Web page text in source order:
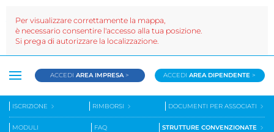
ACCEDIAREA IMPRESA > ACCEDIAREA DIPENDENTE >
ISCRIZIONE RIMBORSI DOCUMENTI PER ASSOCIATI
MODULI FAQ STRUTTURE CONVENZIONATE
Per visualizzare correttamente la mappa,
è necessario consentire l'accesso alla tua posizione.
Si prega di autorizzare la localizzazione.